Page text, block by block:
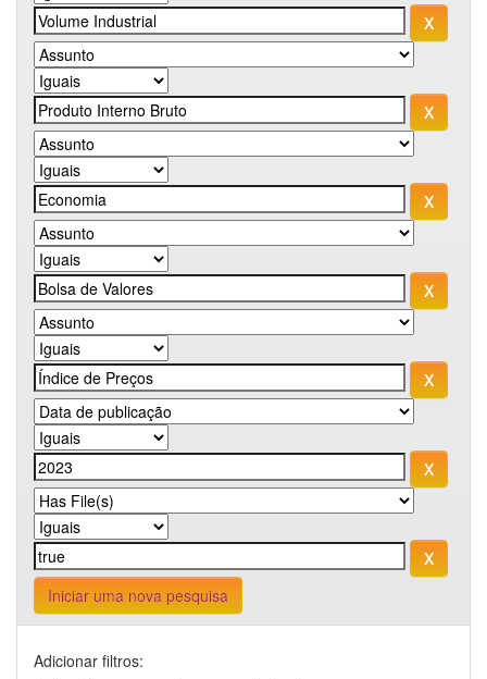
Iniciar uma nova pesquisa
Adicionar filtros: